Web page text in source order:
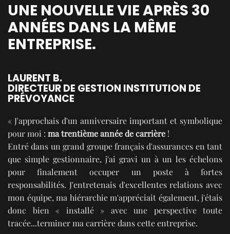
UNE NOUVELLE VIE APRÈS 30
ANNÉES DANS LA MÊME
ENTREPRISE.
LAURENT B.
DIRECTEUR DE GESTION INSTITUTION DE
PRÉVOYANCE
« J'approchais d'un anniversaire important et symbolique
pour moi : ma trentième année de carrière !
Entré dans un grand groupe français d'assurances en tant
que simple gestionnaire, j'ai gravi un à un les échelons
pour finalement occuper un poste à fortes
responsabilités. J'entretenais d'excellentes relations avec
mon équipe, ma hiérarchie m'appréciait également, j'étais
donc bien « installé » avec une perspective toute
tracée...terminer ma carrière dans cette entreprise.